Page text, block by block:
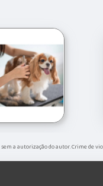
a autorização do autor. Crime de